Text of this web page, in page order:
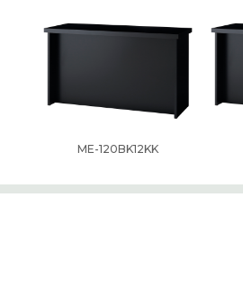
ME-120BK12KK